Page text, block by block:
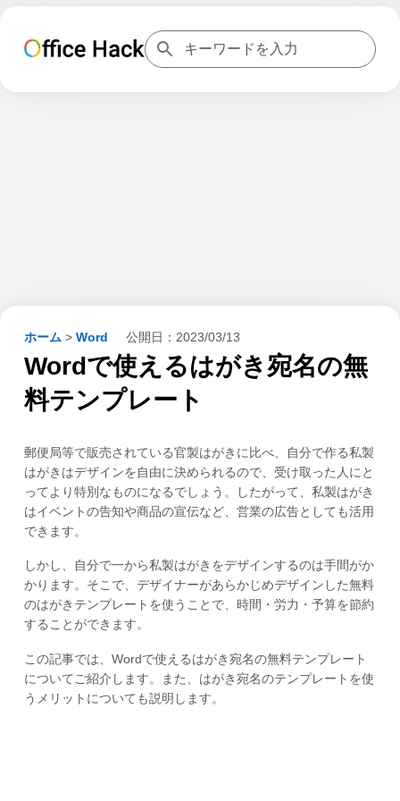
ホーム > Word 公開日： 2023/03/13
Wordで使えるはがき宛名の無
料テンプレート
郵便局等で販売されている官製はがきに比べ、自分で作る私製
はがきはデザインを自由に決められるので、受け取った人にと
ってより特別なものになるでしょう。したがって、私製はがき
はイベントの告知や商品の宣伝など、営業の広告としても活用
できます。
しかし、自分で一から私製はがきをデザインするのは手間がか
かります。そこで、デザイナーがあらかじめデザインした無料
のはがきテンプレートを使うことで、時間・労力・予算を節約
することができます。
この記事では、Wordで使えるはがき宛名の無料テンプレート
についてご紹介します。また、はがき宛名のテンプレートを使
うメリットについても説明します。